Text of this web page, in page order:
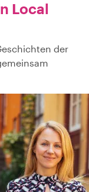
Local
der